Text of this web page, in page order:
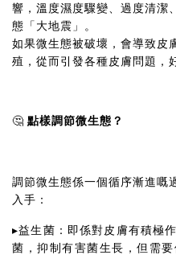
響，溫度濕度驟變、過度清潔
態「大地震」。
如果微生態被破壞，會導致皮
殖，從而引發各種皮膚問題，
🤔 點樣調節微生態？
調節微生態係一個循序漸進嘅
入手：
▸益生菌：即係對皮膚有積極
菌，抑制有害菌生長，但需